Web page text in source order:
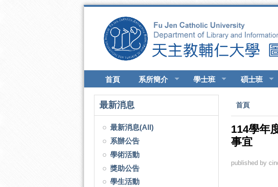
首頁 系所簡介 學士班 碩士班
最新消息
最新消息(All)
系辦公告
學術活動
獎助公告
學生活動
您在這裡
首頁
114學年
事宜
published by